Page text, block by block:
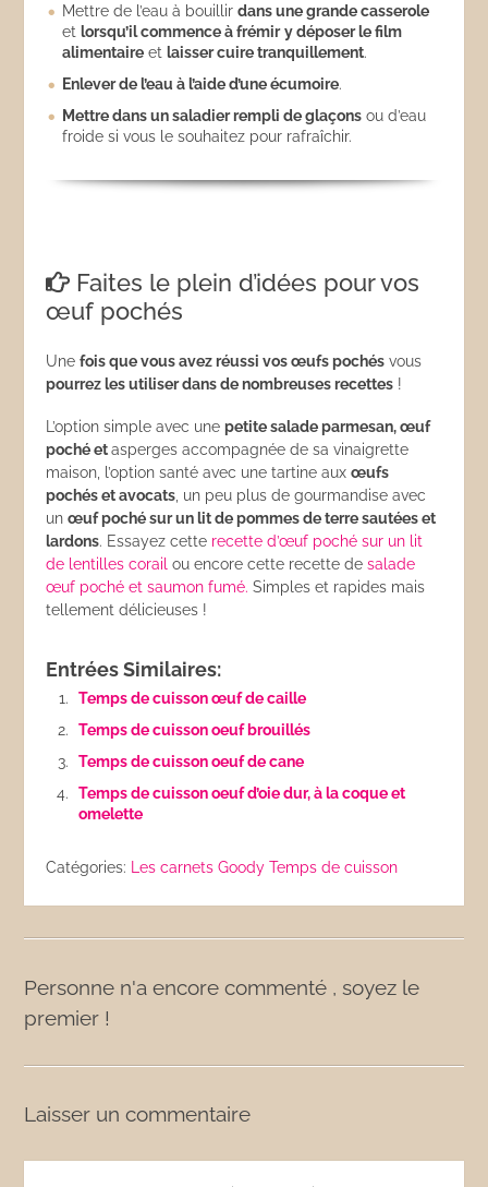
Mettre de l’eau à bouillirdans une grande casserole
et lorsqu’il commence à frémir y déposer le film
alimentaire et laisser cuire tranquillement.
Enlever de l’eau à l’aide d’une écumoire.
Mettre dans un saladier rempli de glaçons ou d’eau
froide si vous le souhaitez pour rafraîchir.
Faites le plein d’idées pour vos
œuf pochés
Unefois que vous avez réussi vos œufs pochés vous
pourrez les utiliser dans de nombreuses recettes !
L’option simple avec unepetite salade parmesan, œuf
poché etasperges accompagnée de sa vinaigrette
maison, l’option santé avec une tartine auxœufs
pochés et avocats , un peu plus de gourmandise avec
unœuf poché sur un lit de pommes de terre sautées et
lardons. Essayez cette recette d’œuf poché sur un lit
de lentilles corail ou encore cette recette desalade
œuf poché et saumon fumé. Simples et rapides mais
tellement délicieuses !
Entrées Similaires:
Temps de cuisson œuf de caille
Temps de cuisson oeuf brouillés
Temps de cuisson oeuf de cane
Temps de cuisson oeuf d’oie dur, à la coque et
omelette
Catégories: Les carnets Goody Temps de cuisson
Personne n'a encore commenté , soyez le
premier !
Laisser un commentaire